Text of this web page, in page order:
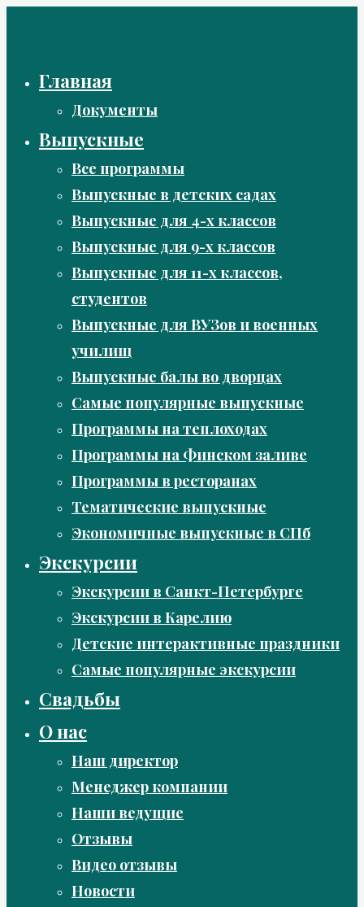
Главная
Документы
Выпускные
Все программы
Выпускные в детских садах
Выпускные для 4-х классов
Выпускные для 9-х классов
Выпускные для 11-х классов,
студентов
Выпускные для ВУЗов и военных
училищ
Выпускные балы во дворцах
Самые популярные выпускные
Программы на теплоходах
Программы на Финском заливе
Программы в ресторанах
Тематические выпускные
Экономичные выпускные в СПб
Экскурсии
Экскурсии в Санкт-Петербурге
Экскурсии в Карелию
Детские интерактивные праздники
Самые популярные экскурсии
Свадьбы
О нас
Наш директор
Менеджер компании
Наши ведущие
Отзывы
Видео отзывы
Новости